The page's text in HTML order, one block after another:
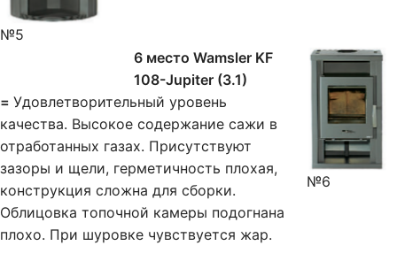
№5
№6
6 место Wamsler KF
108-Jupiter (3.1)
= Удовлетворительный уровень
качества. Высокое содержание сажи в
отработанных газах. Присутствуют
зазоры и щели, герметичность плохая,
конструкция сложна для сборки.
Облицовка топочной камеры подогнана
плохо. При шуровке чувствуется жар.